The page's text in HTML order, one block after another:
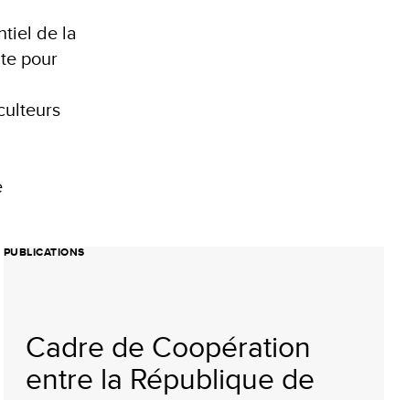
de la
pour
PUBLICATIONS
Cadre de Coopération
entre la République de